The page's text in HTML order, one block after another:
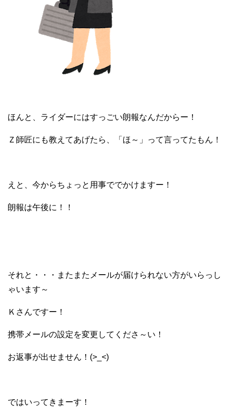
ほんと、ライダーにはすっごい朗報なんだからー！
Ｚ師匠にも教えてあげたら、「ほ～」って言ってたもん！
えと、今からちょっと用事ででかけますー！
朗報は午後に！！
それと・・・またまたメールが届けられない方がいらっし
ゃいます～
Ｋさんですー！
携帯メールの設定を変更してくださ～い！
お返事が出せません！(>_<)
ではいってきまーす！